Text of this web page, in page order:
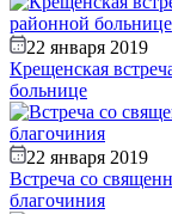
22 января 2019
Крещенская
больнице
22 января 2019
Встреча со
благочиния